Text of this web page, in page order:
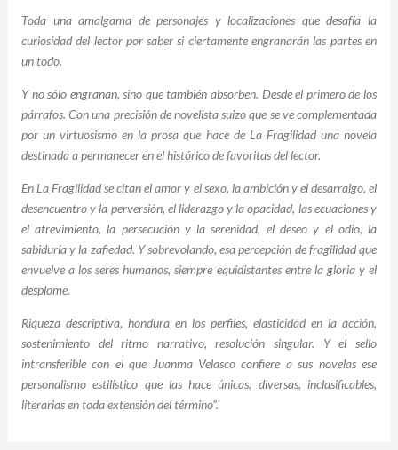
Toda una amalgama de personajes y localizaciones que desafía la
curiosidad del lector por saber si ciertamente engranarán las partes en
un todo.
Y no sólo engranan, sino que también absorben. Desde el primero de los
párrafos. Con una precisión de novelista suizo que se ve complementada
por un virtuosismo en la prosa que hace de La Fragilidad una novela
destinada a permanecer en el histórico de favoritas del lector.
En La Fragilidad se citan el amor y el sexo, la ambición y el desarraigo, el
desencuentro y la perversión, el liderazgo y la opacidad, las ecuaciones y
el atrevimiento, la persecución y la serenidad, el deseo y el odio, la
sabiduría y la zafiedad. Y sobrevolando, esa percepción de fragilidad que
envuelve a los seres humanos, siempre equidistantes entre la gloria y el
desplome.
Riqueza descriptiva, hondura en los perfiles, elasticidad en la acción,
sostenimiento del ritmo narrativo, resolución singular. Y el sello
intransferible con el que Juanma Velasco confiere a sus novelas ese
personalismo estilístico que las hace únicas, diversas, inclasificables,
literarias en toda extensión del término”.